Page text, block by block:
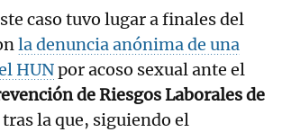
caso tuvo lugar a finales del
la denuncia anónima de una
HUNpor acoso sexual ante el
de Riesgos Laborales de
la que, siguiendo el